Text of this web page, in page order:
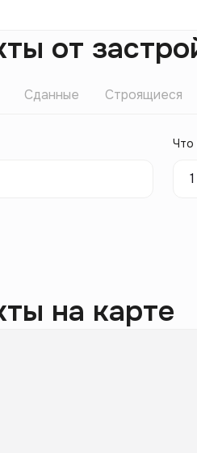
от
Сданные Строящиеся
Что
1
на карте